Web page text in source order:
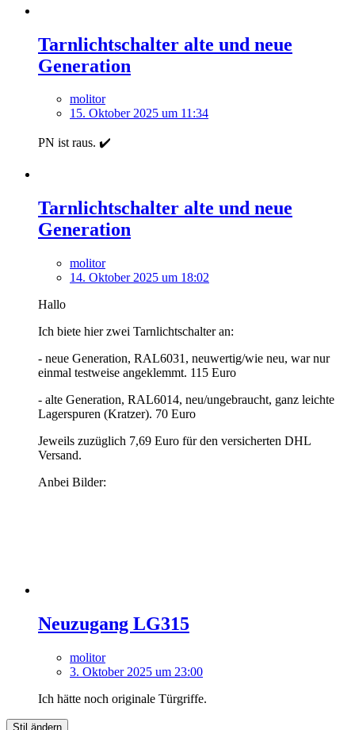
Tarnlichtschalter alte und neue
Generation
molitor
15. Oktober 2025 um 11:34
PN ist raus. ✔️
Tarnlichtschalter alte und neue
Generation
molitor
14. Oktober 2025 um 18:02
Hallo
Ich biete hier zwei Tarnlichtschalter an:
- neue Generation, RAL6031, neuwertig/wie neu, war nur
einmal testweise angeklemmt. 115 Euro
- alte Generation, RAL6014, neu/ungebraucht, ganz leichte
Lagerspuren (Kratzer). 70 Euro
Jeweils zuzüglich 7,69 Euro für den versicherten DHL
Versand.
Anbei Bilder:
Neuzugang LG315
molitor
3. Oktober 2025 um 23:00
Ich hätte noch originale Türgriffe.
Stil ändern